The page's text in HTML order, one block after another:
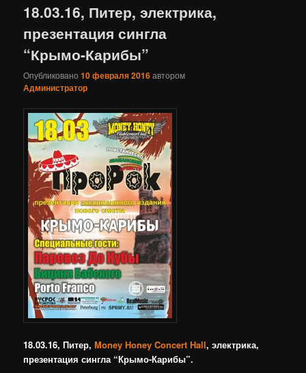
18.03.16, Питер, электрика,
презентация сингла
“Крымо-Карибы”
Опубликовано10 февраля 2016автором
Администратор
18.03.16, Питер,Money Honey Concert Hall, электрика,
презентация сингла “Крымо-Карибы”.